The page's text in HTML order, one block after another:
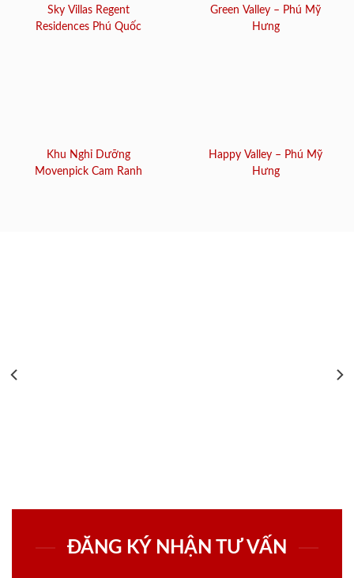
Sky Villas Regent
Residences Phú Quốc
Green Valley – Phú Mỹ
Hưng
Khu Nghỉ Dưỡng
Movenpick Cam Ranh
Happy Valley – Phú Mỹ
Hưng
ĐĂNG KÝ NHẬN TƯ VẤN